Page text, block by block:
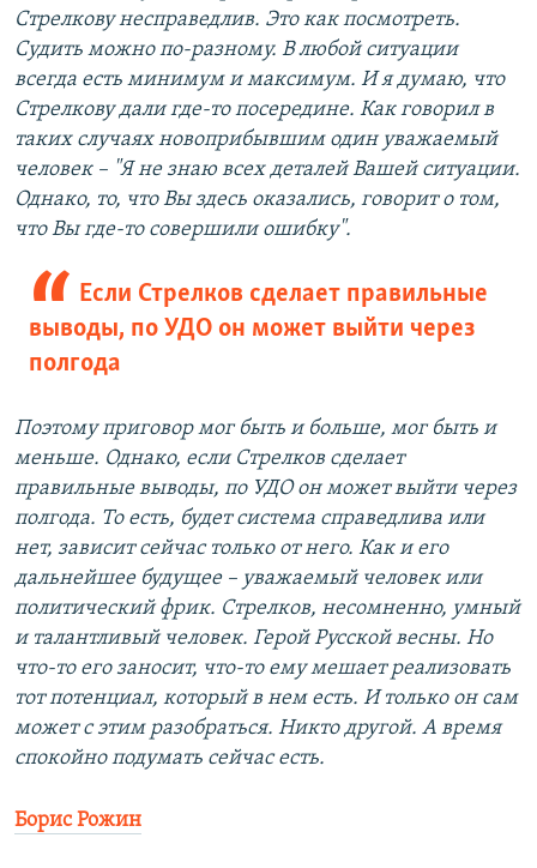
Стрелкову несправедлив. Это как посмотреть.
Судить можно по-разному. В любой ситуации
всегда есть минимум и максимум. И я думаю, что
Стрелкову дали где-то посередине. Как говорил в
таких случаях новоприбывшим один уважаемый
человек – "Я не знаю всех деталей Вашей ситуации.
Однако, то, что Вы здесь оказались, говорит о том,
что Вы где-то совершили ошибку".
Если Стрелков сделает правильные
выводы, по УДО он может выйти через
полгода
Поэтому приговор мог быть и больше, мог быть и
меньше. Однако, если Стрелков сделает
правильные выводы, по УДО он может выйти через
полгода. То есть, будет система справедлива или
нет, зависит сейчас только от него. Как и его
дальнейшее будущее – уважаемый человек или
политический фрик. Стрелков, несомненно, умный
и талантливый человек. Герой Русской весны. Но
что-то его заносит, что-то ему мешает реализовать
тот потенциал, который в нем есть. И только он сам
может с этим разобраться. Никто другой. А время
спокойно подумать сейчас есть.
Борис Рожин